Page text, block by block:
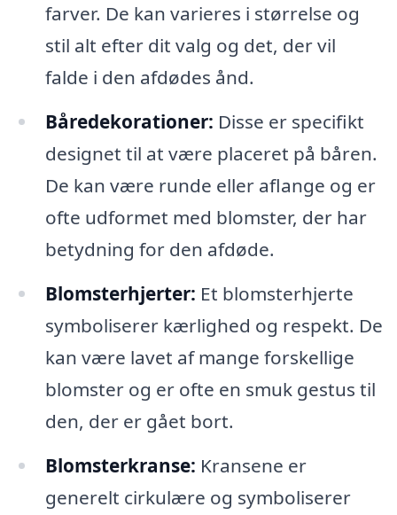
farver. De kan varieres i størrelse og
stil alt efter dit valg og det, der vil
falde i den afdødes ånd.
Båredekorationer: Disse er specifikt
designet til at være placeret på båren.
De kan være runde eller aflange og er
ofte udformet med blomster, der har
betydning for den afdøde.
Blomsterhjerter: Et blomsterhjerte
symboliserer kærlighed og respekt. De
kan være lavet af mange forskellige
blomster og er ofte en smuk gestus til
den, der er gået bort.
Blomsterkranse: Kransene er
generelt cirkulære og symboliserer